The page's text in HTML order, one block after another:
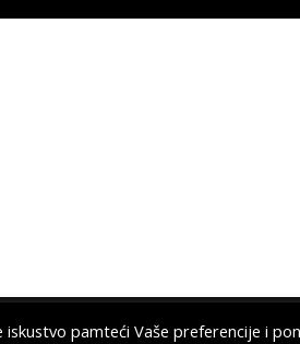
pamteći Vaše preferencije i